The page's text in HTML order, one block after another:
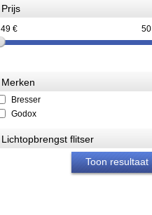
Prijs
49 € 50
Merken
Bresser
Godox
Lichtopbrengst flitser
Toon resultaat